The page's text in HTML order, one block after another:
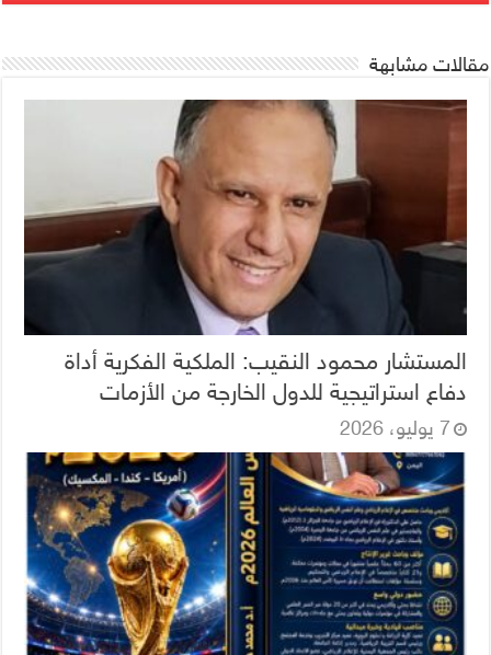
مقالات مشابهة
المستشار محمود النقيب: الملكية الفكرية أداة
دفاع استراتيجية للدول الخارجة من الأزمات
7 يوليو، 2026